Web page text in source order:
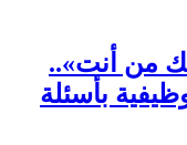
من أنت»..
بأسئلة